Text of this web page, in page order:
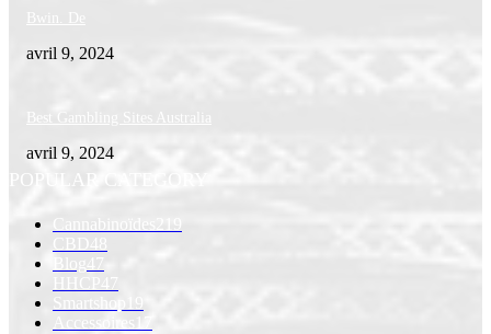
Bwin. De
avril 9, 2024
Best Gambling Sites Australia
avril 9, 2024
POPULAR CATEGORY
Cannabinoïdes
CBD48
Blog47
47
Smartshop
Accessoires 17